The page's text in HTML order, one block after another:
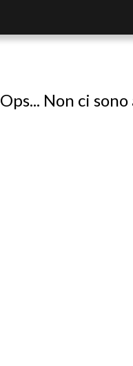
Ops... Non ci